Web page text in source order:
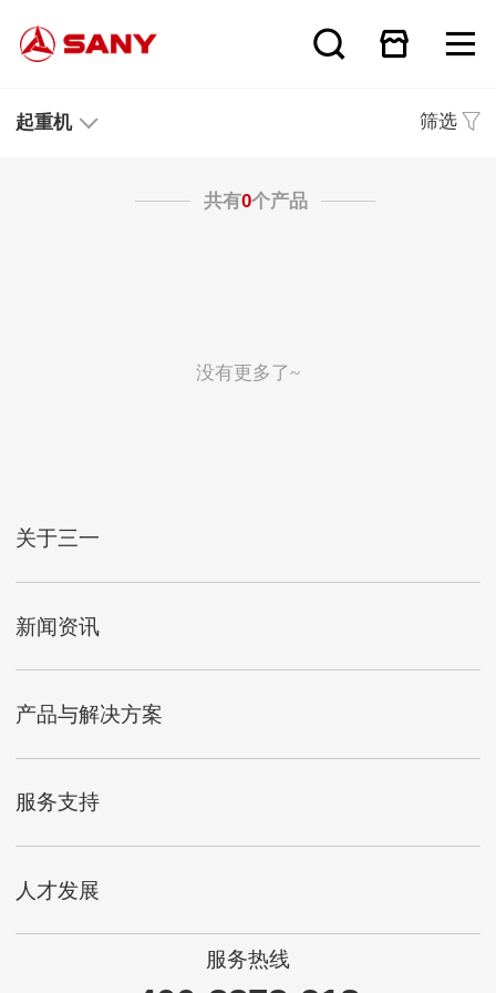
起重机 筛选
共有0个产品
没有更多了~
关于三一
新闻资讯
产品与解决方案
服务支持
人才发展
服务热线